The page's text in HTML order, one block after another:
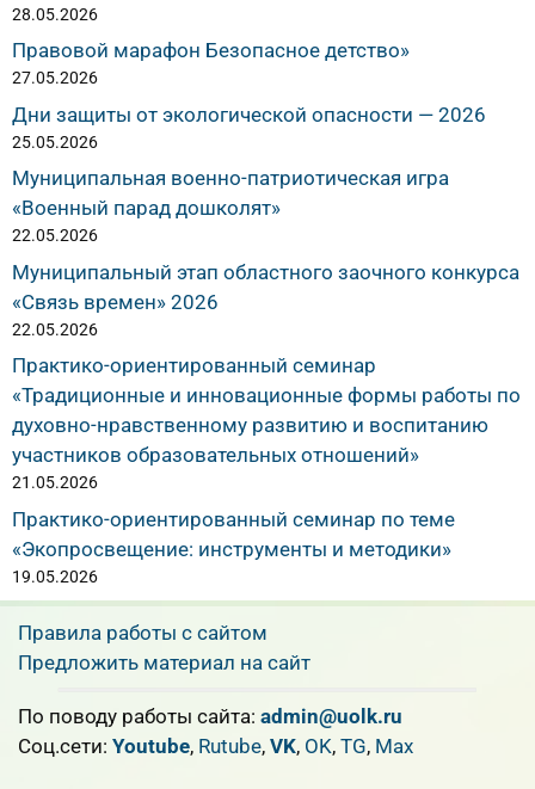
28.05.2026
Правовой марафон Безопасное детство»
27.05.2026
Дни защиты от экологической опасности — 2026
25.05.2026
Муниципальная военно-патриотическая игра
«Военный парад дошколят»
22.05.2026
Муниципальный этап областного заочного конкурса
«Связь времен» 2026
22.05.2026
Практико-ориентированный семинар
«Традиционные и инновационные формы работы по
духовно-нравственному развитию и воспитанию
участников образовательных отношений»
21.05.2026
Практико-ориентированный семинар по теме
«Экопросвещение: инструменты и методики»
19.05.2026
Правила работы с сайтом
Предложить материал на сайт
По поводу работы сайта: admin@uolk.ru
Cоц.сети: Youtube, Rutube, VK, OK, TG, Max